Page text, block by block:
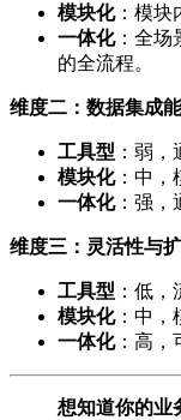
模块化：模块
一体化：全场
的全流程。
维度二：数据集成
工具型 ：弱，
模块化：中，
一体化：强，
维度三：灵活性与
工具型 ：低，
模块化：中，
一体化：高，
想知道你的业